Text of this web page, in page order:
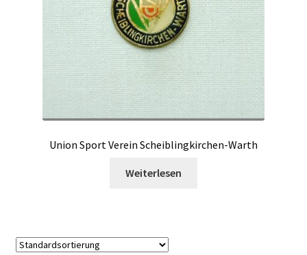
Union Sport Verein Scheiblingkirchen-Warth
Weiterlesen